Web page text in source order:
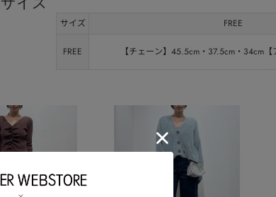
サイズ FREE
FREE 【チェーン】45.5cm・37.5cm・34cm